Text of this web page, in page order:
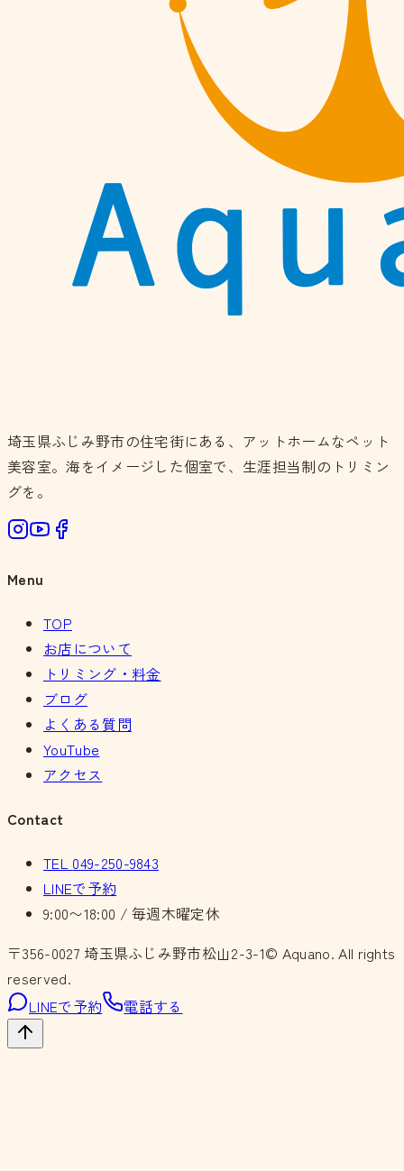
埼玉県ふじみ野市の住宅街にある、アットホームなペット
美容室。海をイメージした個室で、生涯担当制のトリミン
グを。
Menu
TOP
お店について
トリミング・料金
ブログ
よくある質問
YouTube
アクセス
Contact
TEL 049-250-9843
LINEで予約
9:00〜18:00 / 毎週木曜定休
〒356-0027 埼玉県ふじみ野市松山2-3-1© Aquano. All rights
reserved.
LINEで予約
電話する